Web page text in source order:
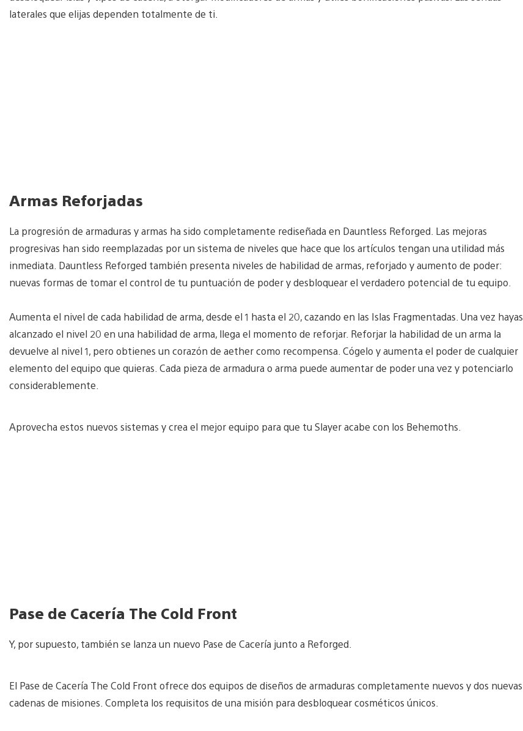
laterales que elijas dependen totalmente de ti.
Armas Reforjadas
La progresión de armaduras y armas ha sido completamente rediseñada en Dauntless Reforged. Las mejoras
progresivas han sido reemplazadas por un sistema de niveles que hace que los artículos tengan una utilidad más
inmediata. Dauntless Reforged también presenta niveles de habilidad de armas, reforjado y aumento de poder:
nuevas formas de tomar el control de tu puntuación de poder y desbloquear el verdadero potencial de tu equipo.
Aumenta el nivel de cada habilidad de arma, desde el 1 hasta el 20, cazando en las Islas Fragmentadas. Una vez hayas
alcanzado el nivel 20 en una habilidad de arma, llega el momento de reforjar. Reforjar la habilidad de un arma la
devuelve al nivel 1, pero obtienes un corazón de aether como recompensa. Cógelo y aumenta el poder de cualquier
elemento del equipo que quieras. Cada pieza de armadura o arma puede aumentar de poder una vez y potenciarlo
considerablemente.
Aprovecha estos nuevos sistemas y crea el mejor equipo para que tu Slayer acabe con los Behemoths.
Pase de Cacería The Cold Front
Y, por supuesto, también se lanza un nuevo Pase de Cacería junto a Reforged.
El Pase de Cacería The Cold Front ofrece dos equipos de diseños de armaduras completamente nuevos y dos nuevas
cadenas de misiones. Completa los requisitos de una misión para desbloquear cosméticos únicos.